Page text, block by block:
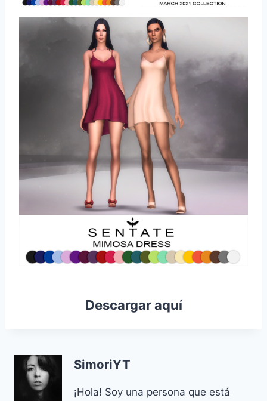
Descargar aquí
SimoriYT
¡Hola! Soy una persona que está